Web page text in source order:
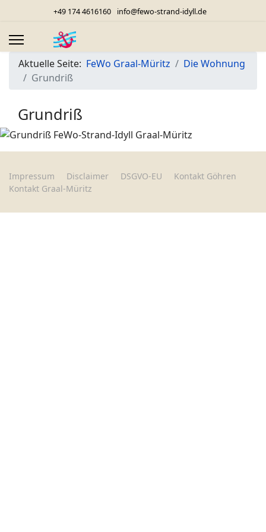
+49 174 4616160 info@fewo-strand-idyll.de
Aktuelle Seite: FeWo Graal-Müritz
Die Wohnung
Grundriß
Grundriß
Impressum Disclaimer DSGVO-EU
Kontakt Göhren
Kontakt Graal-Müritz